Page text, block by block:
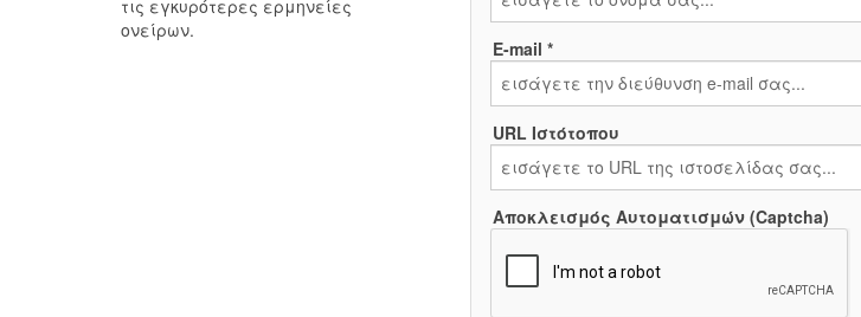
E-mail *
URL Ιστότοπου
Αποκλεισμός Αυτοματισμών (Captcha)
τις εγκυρότερες ερμηνείες
ονείρων.